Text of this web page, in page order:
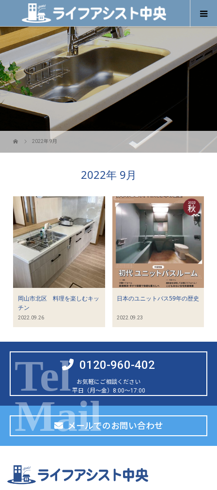
2022年 9月
2022年 9月
岡山市北区 料理を楽しむキッ
チン
2022.09.26
日本のユニットバス59年の歴史
2022.09.23
0120-960-402
お気軽にご相談ください
平日（月～金）8:00～17:00
メールでのお問い合わせ